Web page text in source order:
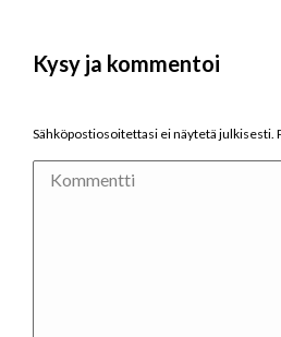
Kysy ja kommentoi
Sähköpostiosoitettasi ei näytetä julkisesti.
Kommentti